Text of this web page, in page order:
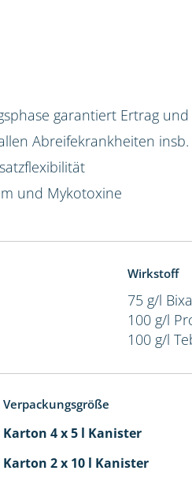
garantiert Ertrag
Abreifekrankheiten
und Mykotoxine
Wirkstoff
75 g/l
100 g/l
100 g/l
Verpackungsgröße
Karton 4 x 5 l Kanister
Karton 2 x 10 l Kanister